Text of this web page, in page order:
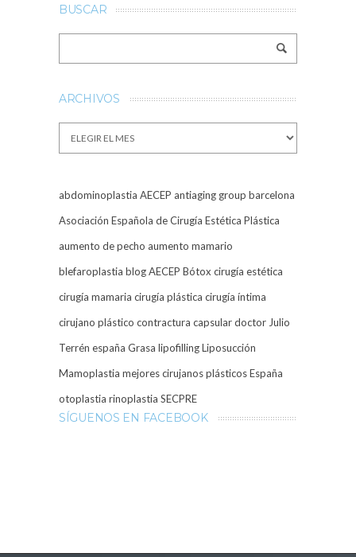
BUSCAR
ARCHIVOS
Archivos
abdominoplastia AECEP antiaging group barcelona
Asociación Española de Cirugía Estética Plástica
aumento de pecho aumento mamario
blefaroplastia blog AECEP Bótox cirugía estética
cirugía mamaria cirugía plástica cirugía íntima
cirujano plástico contractura capsulardoctor Julio
Terrén españa Grasa lipofillingLiposucción
Mamoplastia mejores cirujanos plásticos España
otoplastia rinoplastia SECPRE
SÍGUENOS EN FACEBOOK